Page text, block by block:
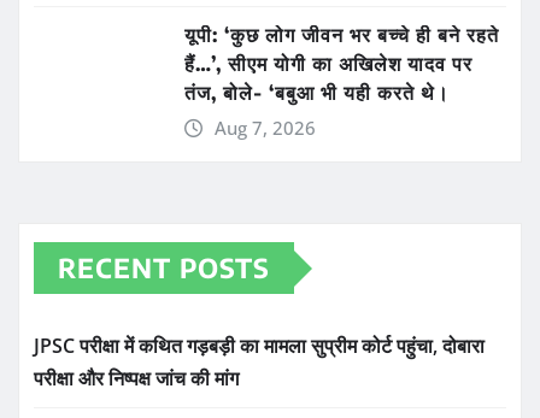
यूपी: ‘कुछ लोग जीवन भर बच्चे ही बने रहते
हैं…’, सीएम योगी का अखिलेश यादव पर
तंज, बोले- ‘बबुआ भी यही करते थे।
Aug 7, 2026
RECENT POSTS
JPSC परीक्षा में कथित गड़बड़ी का मामला सुप्रीम कोर्ट पहुंचा, दोबारा
परीक्षा और निष्पक्ष जांच की मांग